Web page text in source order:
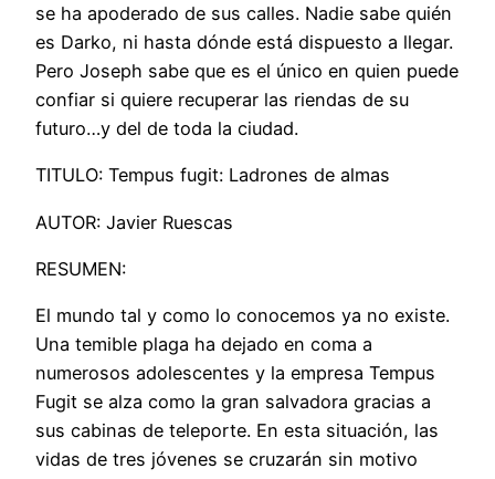
se ha apoderado de sus calles. Nadie sabe quién
es Darko, ni hasta dónde está dispuesto a llegar.
Pero Joseph sabe que es el único en quien puede
confiar si quiere recuperar las riendas de su
futuro…y del de toda la ciudad.
TITULO: Tempus fugit: Ladrones de almas
AUTOR: Javier Ruescas
RESUMEN:
El mundo tal y como lo conocemos ya no existe.
Una temible plaga ha dejado en coma a
numerosos adolescentes y la empresa Tempus
Fugit se alza como la gran salvadora gracias a
sus cabinas de teleporte. En esta situación, las
vidas de tres jóvenes se cruzarán sin motivo